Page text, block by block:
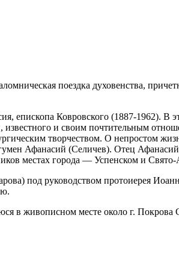
поездка духовенства,
епископа Ковровского (1887-1962). В
и своим почтительным
творчеством. О непростом
Афанасий (Селичев). Отец
местах города — Успенском и Свято-
под руководством протоиерея
в живописном месте около г.